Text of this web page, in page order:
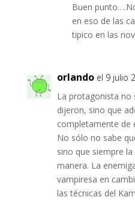
Buen
en eso de las
tipico en las
orlando el 9 julio
La protagonista no
dijeron, sino que
completamente de
No sólo no sabe
sino que siempre
manera. La
vampiresa en
las técnicas del